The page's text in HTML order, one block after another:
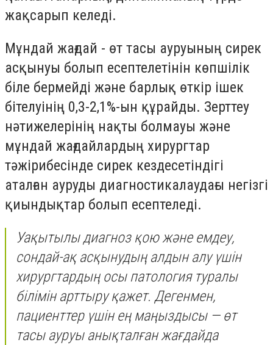
жақсарып келеді.
Мұндай жағдай - өт тасы ауруының сирек
асқынуы болып есептелетінін көпшілік
біле бермейді және барлық өткір ішек
бітелуінің 0,3-2,1%-ын құрайды. Зерттеу
нәтижелерінің нақты болмауы және
мұндай жағдайлардың хирургтар
тәжірибесінде сирек кездесетіндігі
аталған ауруды диагностикалаудағы негізгі
қиындықтар болып есептеледі.
Уақытылы диагноз қою және емдеу,
сондай-ақ асқынудың алдын алу үшін
хирургтардың осы патология туралы
білімін арттыру қажет. Дегенмен,
пациенттер үшін ең маңыздысы — өт
тасы ауруы анықталған жағдайда